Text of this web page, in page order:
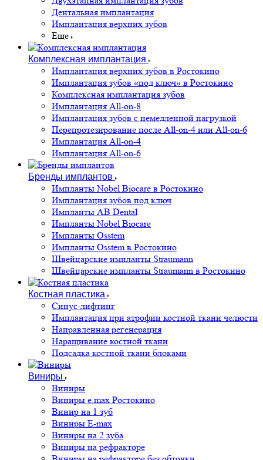
Дентальная имплантация
Имплантация верхних зубов
Еще
Комплексная имплантация
Имплантация верхних зубов в Ростокино
Имплантация зубов «под ключ» в Ростокино
Комплексная имплантация зубов
Имплантация All-on-8
Имплантация зубов с немедленной нагрузкой
Перепротезирование после All-on-4 или All-on-6
Имплантация All-on-4
Имплантация All-on-6
Бренды имплантов
Импланты Nobel Biocare в Ростокино
Имплантация зубов под ключ
Импланты AB Dental
Импланты Nobel Biocare
Импланты Osstem
Импланты Osstem в Ростокино
Швейцарские импланты Straumann
Швейцарские импланты Straumann в Ростокино
Костная пластика
Cинус-лифтинг
Имплантация при атрофии костной ткани челюсти
Направленная регенерация
Наращивание костной ткани
Подсадка костной ткани блоками
Виниры
Виниры
Виниры e.max Ростокино
Винир на 1 зуб
Виниры E-max
Виниры на 2 зуба
Виниры на рефракторе